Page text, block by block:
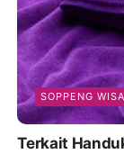
SOPPENG
Terkait